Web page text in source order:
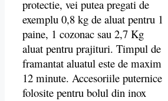
protectie, vei putea pregati de
exemplu 0,8 kg de aluat pentru 1
paine, 1 cozonac sau 2,7 Kg
aluat pentru prajituri. Timpul de
framantat aluatul este de maxim
12 minute. Accesoriile puternice
folosite pentru bolul din inox